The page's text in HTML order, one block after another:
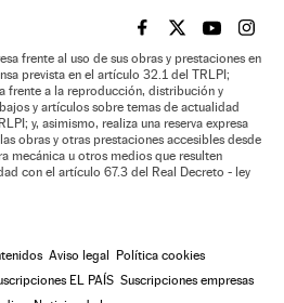
EL PAÍS BRASIL EN
EL PAÍSEL PAÍS
EL
frente al uso de sus obras y prestaciones en
prevista en el artículo 32.1 del TRLPI;
frente a la reproducción, distribución y
y artículos sobre temas de actualidad
y, asimismo, realiza una reserva expresa
obras y otras prestaciones accesibles desde
mecánica u otros medios que resulten
con el artículo 67.3 del Real Decreto - ley
Aviso legal Política cookies
EL PAÍS Suscripciones empresas